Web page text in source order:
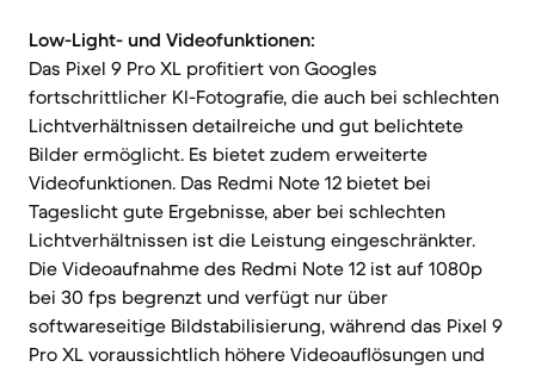
Low-Light- und Videofunktionen:
Das Pixel 9 Pro XL profitiert von Googles
fortschrittlicher KI-Fotografie, die auch bei schlechten
Lichtverhältnissen detailreiche und gut belichtete
Bilder ermöglicht. Es bietet zudem erweiterte
Videofunktionen. Das Redmi Note 12 bietet bei
Tageslicht gute Ergebnisse, aber bei schlechten
Lichtverhältnissen ist die Leistung eingeschränkter.
Die Videoaufnahme des Redmi Note 12 ist auf 1080p
bei 30 fps begrenzt und verfügt nur über
softwareseitige Bildstabilisierung, während das Pixel 9
Pro XL voraussichtlich höhere Videoauflösungen und